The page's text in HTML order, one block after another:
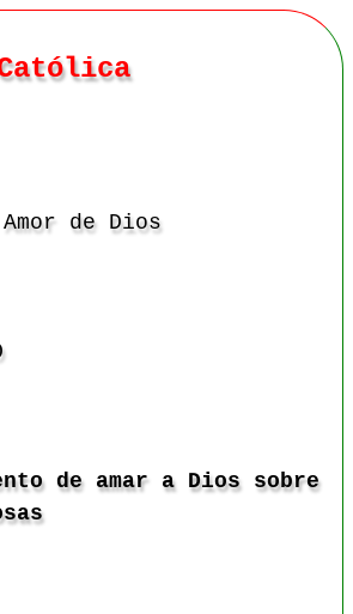
Amor de Dios
de amar a Dios sobre